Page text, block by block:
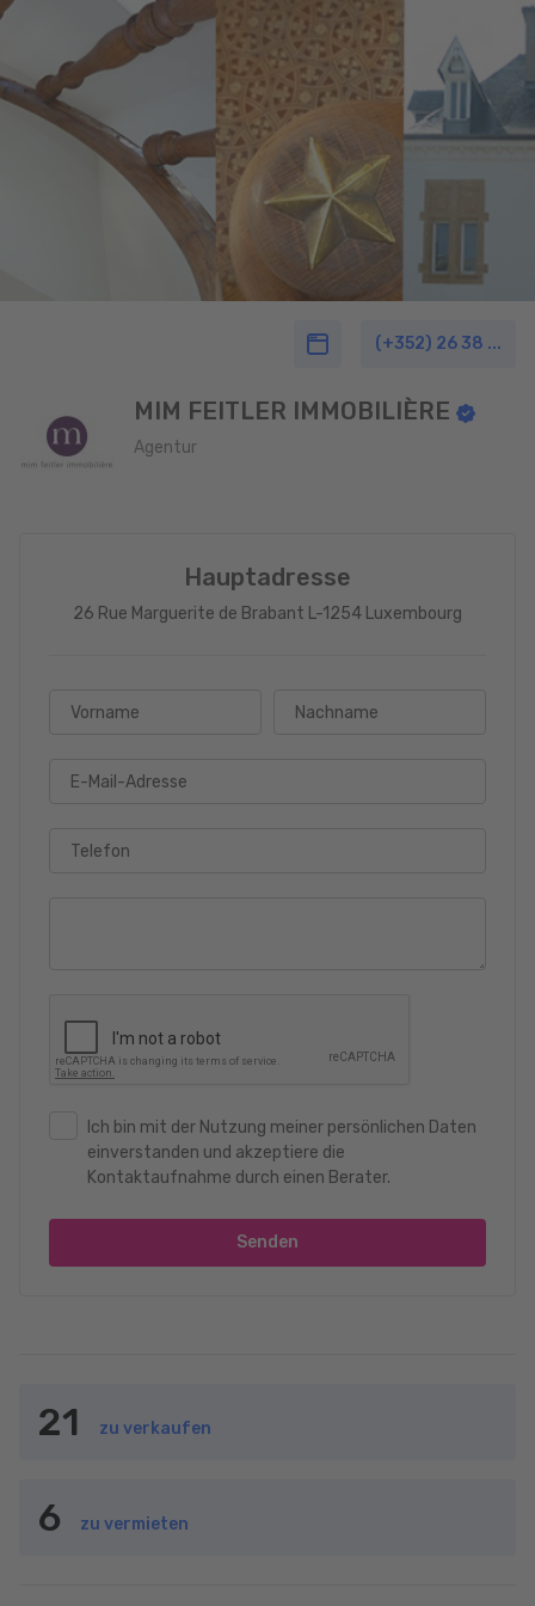
(+352) 26 38 ...
MIM FEITLER IMMOBILIÈRE
Agentur
Hauptadresse
26 Rue Marguerite de Brabant L-1254 Luxembourg
Vorname Nachname
E-Mail-Adresse
Telefon
Ich bin mit der Nutzung meiner persönlichen Daten
einverstanden und akzeptiere die
Kontaktaufnahme durch einen Berater.
Senden
21 zu verkaufen
6 zu vermieten